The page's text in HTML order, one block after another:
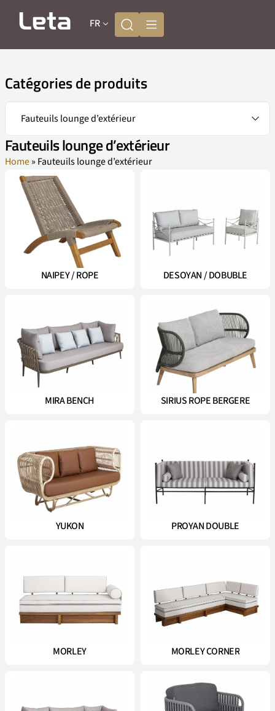
FR
Catégories de produits
Fauteuils lounge d’extérieur
Home» Fauteuils lounge d’extérieur
NAIPEY / ROPE DESOYAN / DOBUBLE
MIRA BENCH SIRIUS ROPE BERGERE
YUKON PROYAN DOUBLE
MORLEY MORLEY CORNER